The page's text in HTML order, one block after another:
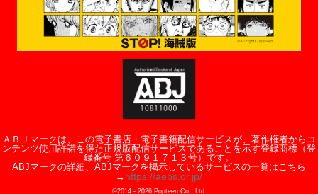
ＡＢＪマークは、この電子書店・電子書籍配信サービスが、著作権者からコ
ンテンツ使用許諾を得た正規版配信サービスであることを示す登録商標（登
録番号 第６０９１７１３号）です。
ABJマークの詳細、ABJマークを掲示しているサービスの一覧はこちら
→ https://aebs.or.jp/
©2014 - 2026Popteen Co., Ltd.